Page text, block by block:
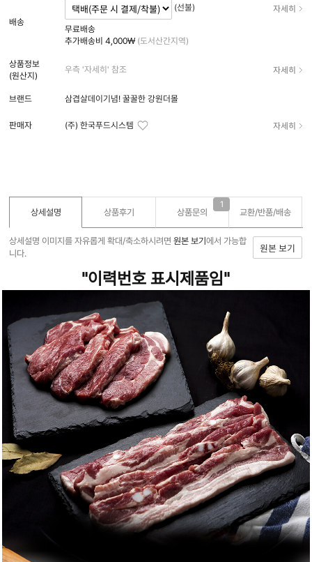
배송
(선불) 자세히
무료배송
추가배송비 4,000₩ (도서산간지역)
상품정보
(원산지)
우측 '자세히' 참조 자세히
브랜드 삼겹살데이기념! 꿀꿀한 강원더몰
판매자 (주) 한국푸드시스템 자세히
상세설명 상품후기 상품문의
1
교환/반품/배송
상세설명 이미지를 자유롭게 확대/축소하시려면원본 보기에서 가능합
니다.
원본 보기
"이력번호 표시제품임"